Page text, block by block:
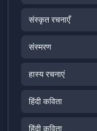
संस्कृत रचनाएँ
संस्मरण
हास्य रचनाएं
हिंदी कविता
हिंदी कविता